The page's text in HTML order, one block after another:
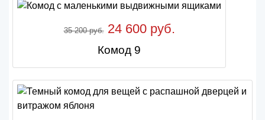
35 200 руб.24 600 руб.
Комод 9